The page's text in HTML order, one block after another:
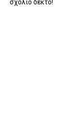
σχόλιο δεκτό!